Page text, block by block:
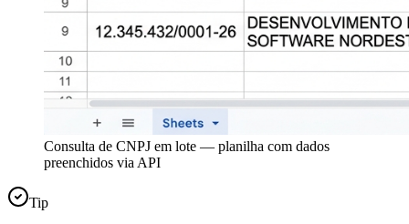
Consulta de CNPJ em lote — planilha com dados
preenchidos via API
Tip